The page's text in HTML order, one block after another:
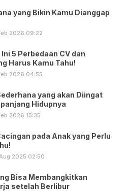
yang Bikin Kamu Dianggap
2026 09:22
5 Perbedaan CV dan
Harus Kamu Tahu!
2026 04:55
yang akan Diingat
Hidupnya
2026 15:35
pada Anak yang Perlu
2025 02:50
Bisa Membangkitkan
setelah Berlibur